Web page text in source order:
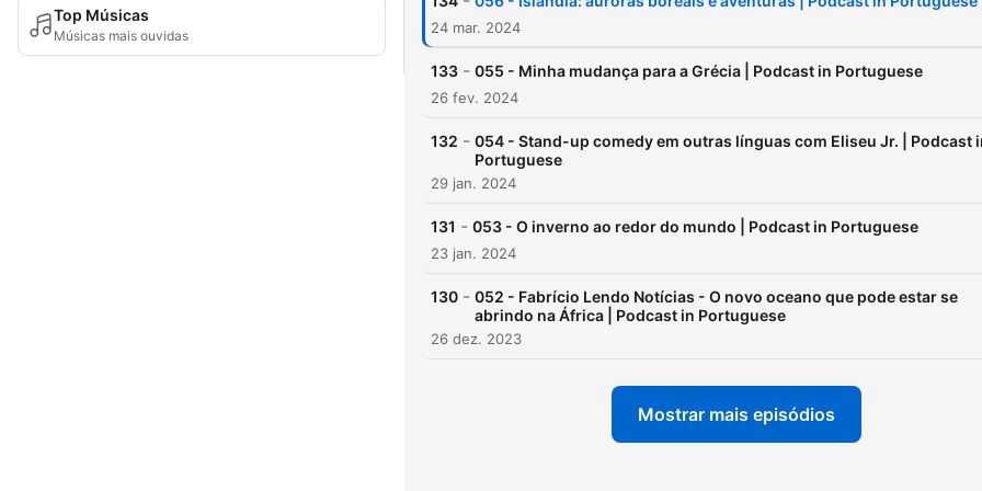
Top Músicas
Músicas mais ouvidas 24 mar. 2024
133 - 055 - Minha mudança para a Grécia | Podcast in Portuguese
26 fev. 2024
132 - 054 - Stand-up comedy em outras línguas com Eliseu Jr. | Podcast
Portuguese
29 jan. 2024
131 - 053 - O inverno ao redor do mundo | Podcast in Portuguese
23 jan. 2024
130 - 052 - Fabrício Lendo Notícias - O novo oceano que pode estar se
abrindo na África | Podcast in Portuguese
26 dez. 2023
Mostrar mais episódios